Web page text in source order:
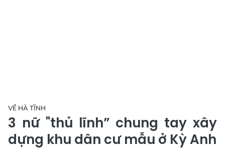
VỀ HÀ TĨNH
3 nữ "thủ lĩnh” chung tay xây
dựng khu dân cư mẫu ở Kỳ Anh